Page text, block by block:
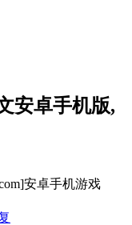
安卓手机版,
安卓手机游戏